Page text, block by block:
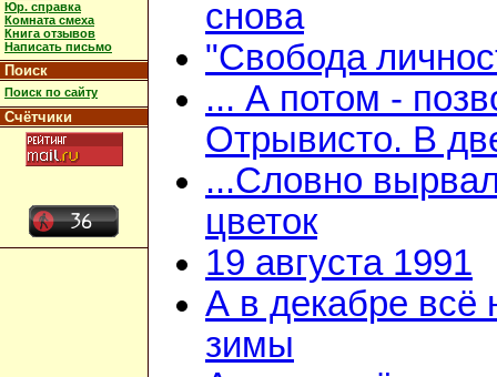
Юр. справка
Комната смеха
Книга отзывов
Написать письмо
Поиск
Поиск по сайту
Счётчики
снова
"Свобода
... А потом -
Отрывисто. В
...Словно
цветок
19 августа 1991
А в декабре всё
зимы